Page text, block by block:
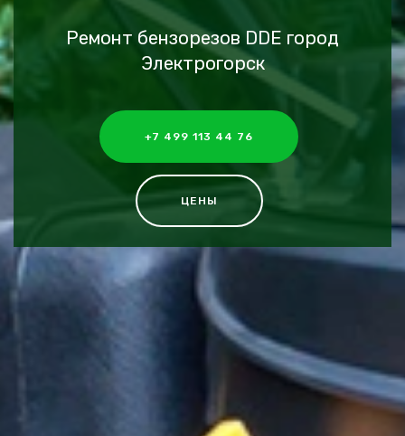
Ремонт бензорезов DDE город
Электрогорск
+7 499 113 44 76
ЦЕНЫ